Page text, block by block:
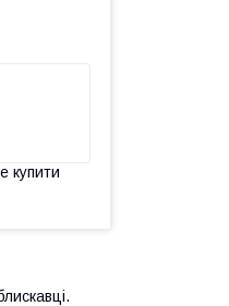
купити